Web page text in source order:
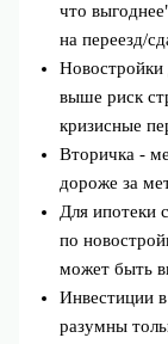
что
на переезд/
выше риск
кризисные
Вторичка -
дороже за
Для ипотеки
по
может быть
Инвестиции
разумны